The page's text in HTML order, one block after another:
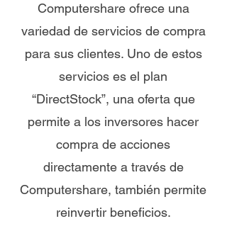
Computershare ofrece una
variedad de servicios de compra
para sus clientes. Uno de estos
servicios es el plan
“DirectStock”, una oferta que
permite a los inversores hacer
compra de acciones
directamente a través de
Computershare, también permite
reinvertir beneficios.